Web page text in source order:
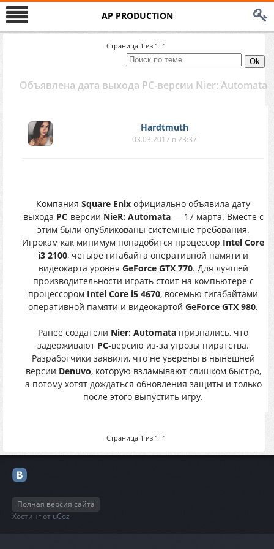
AP PRODUCTION
Страница 1 из 1 1
Объявлена дата выхода PC-версии Nier: Automata
Hardtmuth
03.03.2017 в 23:37
Компания Square Enix официально объявила дату
выхода PC-версии NieR: Automata— 17 марта. Вместе с
этим были опубликованы системные требования.
Игрокам как минимум понадобится процессор Intel Core
i3 2100, четыре гигабайта оперативной памяти и
видеокарта уровня GeForce GTX 770. Для лучшей
производительности играть стоит на компьютере с
процессором Intel Core i5 4670, восемью гигабайтами
оперативной памяти и видеокартой GeForce GTX 980.
Ранее создатели Nier: Automata признались, что
задерживают PC-версию из-за угрозы пиратства.
Разработчики заявили, что не уверены в нынешней
версии Denuvo, которую взламывают слишком быстро,
а потому хотят дождаться обновления защиты и только
после этого выпустить игру.
Страница 1 из 1 1
Полная версия сайта
Хостинг от uCoz